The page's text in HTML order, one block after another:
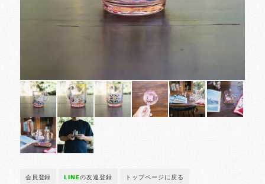
会員登録 LINEの友達登録 トップページに戻る